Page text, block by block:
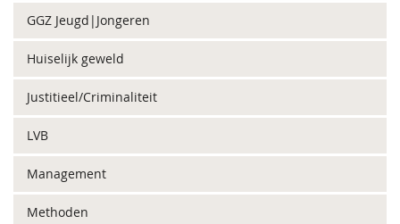
GGZ Jeugd|Jongeren
Huiselijk geweld
Justitieel/Criminaliteit
LVB
Management
Methoden